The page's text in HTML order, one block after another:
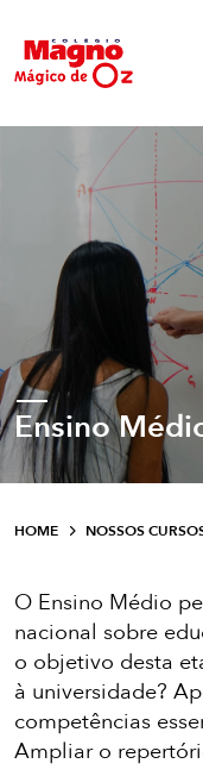
Ensino
HOME NOSSOS
O Ensino Médio
nacional sobre
o objetivo desta
à universidade?
competências
Ampliar o